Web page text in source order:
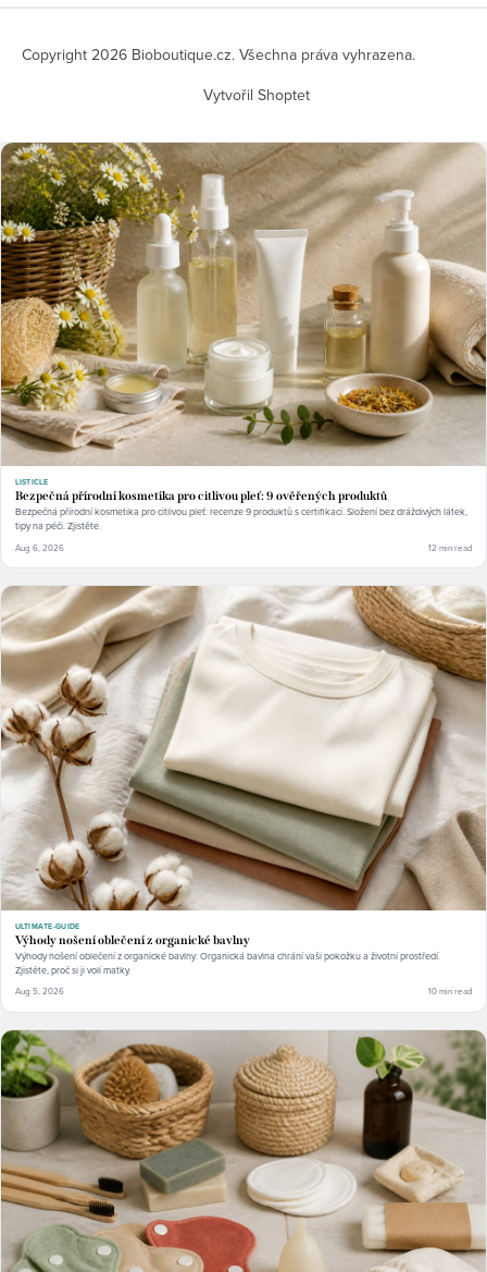
Vytvořil Shoptet
Copyright 2026 Bioboutique.cz. Všechna práva vyhrazena.
LISTICLE
Bezpečná přírodní kosmetika pro citlivou pleť: 9 ověřených produktů
Bezpečná přírodní kosmetika pro citlivou pleť: recenze 9 produktů s certifikací. Složení bez dráždivých látek,
tipy na péči. Zjistěte.
Aug 6, 2026 12 min read
ULTIMATE-GUIDE
Výhody nošení oblečení z organické bavlny
Výhody nošení oblečení z organické bavlny: Organická bavlna chrání vaši pokožku a životní prostředí.
Zjistěte, proč si ji volí matky.
Aug 5, 2026 10 min read